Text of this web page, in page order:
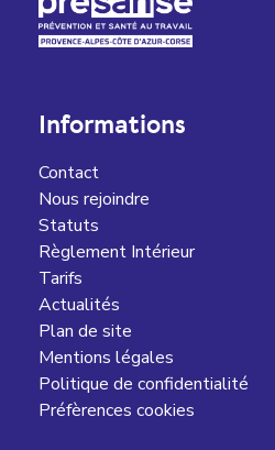
Informations
Contact
Nous rejoindre
Statuts
Règlement Intérieur
Tarifs
Actualités
Plan de site
Mentions légales
Politique de confidentialité
Préfèrences cookies